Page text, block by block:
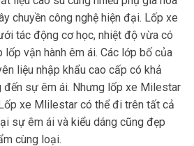
chuyền công nghệ hiện đại. Lốp xe
tác động cơ học, nhiệt độ vừa có
vận hành êm ái. Các lớp bố của
liệu nhập khẩu cao cấp có khả
đến sự êm ái. Nhưng lốp xe Milestar
xe Mlilestar có thể đi trên tất cả
sự êm ái và kiểu dáng cũng đẹp
cùng loại.